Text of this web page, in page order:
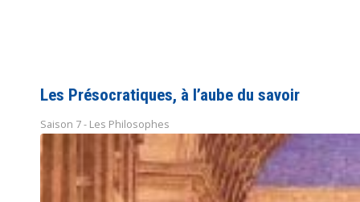
Les Présocratiques, à l’aube du savoir
Saison 7 - Les Philosophes